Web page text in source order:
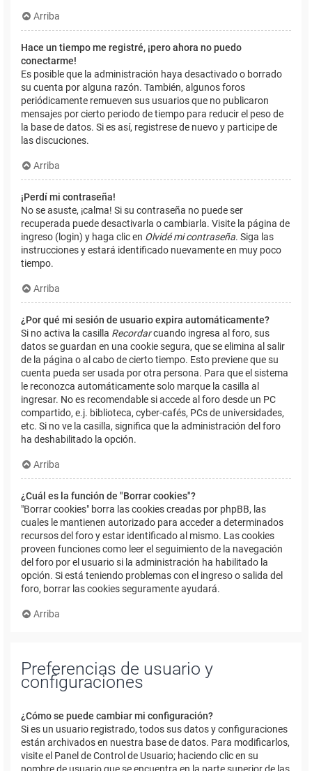
Arriba
Hace un tiempo me registré, ¡pero ahora no puedo
conectarme!
Es posible que la administración haya desactivado o borrado
su cuenta por alguna razón. También, algunos foros
periódicamente remueven sus usuarios que no publicaron
mensajes por cierto periodo de tiempo para reducir el peso de
la base de datos. Si es así, registrese de nuevo y participe de
las discuciones.
Arriba
¡Perdí mi contraseña!
No se asuste, ¡calma! Si su contraseña no puede ser
recuperada puede desactivarla o cambiarla. Visite la página de
ingreso (login) y haga clic en Olvidé mi contraseña. Siga las
instrucciones y estará identificado nuevamente en muy poco
tiempo.
Arriba
¿Por qué mi sesión de usuario expira automáticamente?
Si no activa la casilla Recordarcuando ingresa al foro, sus
datos se guardan en una cookie segura, que se elimina al salir
de la página o al cabo de cierto tiempo. Esto previene que su
cuenta pueda ser usada por otra persona. Para que el sistema
le reconozca automáticamente solo marque la casilla al
ingresar. No es recomendable si accede al foro desde un PC
compartido, e.j. biblioteca, cyber-cafés, PCs de universidades,
etc. Si no ve la casilla, significa que la administración del foro
ha deshabilitado la opción.
Arriba
¿Cuál es la función de "Borrar cookies"?
"Borrar cookies" borra las cookies creadas por phpBB, las
cuales le mantienen autorizado para acceder a determinados
recursos del foro y estar identificado al mismo. Las cookies
proveen funciones como leer el seguimiento de la navegación
del foro por el usuario si la administración ha habilitado la
opción. Si está teniendo problemas con el ingreso o salida del
foro, borrar las cookies seguramente ayudará.
Arriba
Preferencias de usuario y
configuraciones
¿Cómo se puede cambiar mi configuración?
Si es un usuario registrado, todos sus datos y configuraciones
están archivados en nuestra base de datos. Para modificarlos,
visite el Panel de Control de Usuario; haciendo clic en su
nombre de usuario que se encuentra en la parte superior de las